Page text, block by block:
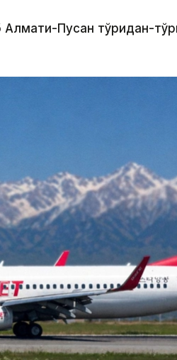
Пусан тўғридан-